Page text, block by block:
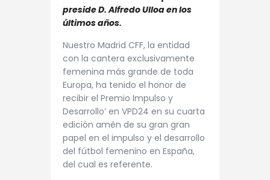
preside D. Alfredo Ulloa en los
últimos años.
Nuestro Madrid CFF, la entidad
con la cantera exclusivamente
femenina más grande de toda
Europa, ha tenido el honor de
recibir el Premio Impulso y
Desarrollo’ en VPD24 en su cuarta
edición amén de su gran gran
papel en el impulso y el desarrollo
del fútbol femenino en España,
del cual es referente.